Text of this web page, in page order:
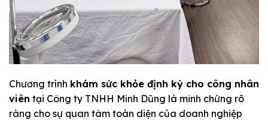
Chương trình khám sức khỏe định kỳ cho công nhân
viên tại Công ty TNHH Minh Dũng là minh chứng rõ
ràng cho sự quan tâm toàn diện của doanh nghiệp